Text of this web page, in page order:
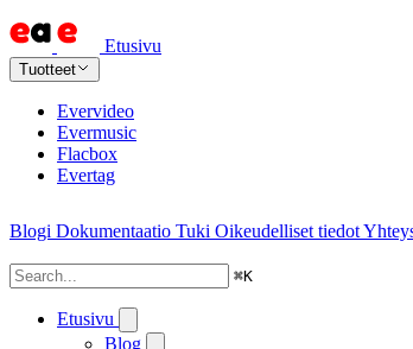
Etusivu
Tuotteet
Evervideo
Evermusic
Flacbox
Evertag
Blogi Dokumentaatio Tuki Oikeudelliset tiedot
⌘K
Etusivu
Blog